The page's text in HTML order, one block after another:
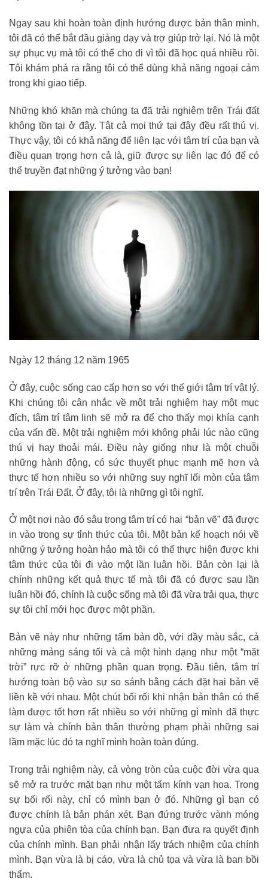
Ngay sau khi hoàn toàn định hướng được bản thân mình,
tôi đã có thể bắt đầu giảng dạy và trợ giúp trở lại. Nó là một
sự phục vụ mà tôi có thể cho đi vì tôi đã học quá nhiều rồi.
Tôi khám phá ra rằng tôi có thể dùng khả năng ngoại cảm
trong khi giao tiếp.
Những khó khăn mà chúng ta đã trải nghiêm trên Trái đất
không tồn tại ở đây. Tât cả mọi thứ tại đây đều rất thú vị.
Thực vậy, tôi có khả năng để liên lạc với tâm trí của bạn và
điều quan trọng hơn cả là, giữ được sự liên lạc đó để có
thể truyền đạt những ý tưởng vào bạn!
Ngày 12 tháng 12 năm 1965
Ở đây, cuộc sống cao cấp hơn so với thế giới tâm trí vật lý.
Khi chúng tôi cân nhắc về một trải nghiệm hay một mục
đích, tâm trí tâm linh sẽ mở ra để cho thấy mọi khía cạnh
của vấn đề. Một trải nghiệm mới không phải lúc nào cũng
thú vị hay thoải mái. Điều này giống như là một chuỗi
những hành động, có sức thuyết phục mạnh mẽ hơn và
thực tế hơn nhiều so với những suy nghĩ lối mòn của tâm
trí trên Trái Đất. Ở đây, tôi là những gì tôi nghĩ.
Ở một nơi nào đó sâu trong tâm trí có hai “bản vẽ” đã được
in vào trong sự tỉnh thức của tôi. Một bản kế hoạch nói về
những ý tưởng hoàn hảo mà tôi có thể thực hiện được khi
tâm thức của tôi đi vào một lần luân hồi. Bản còn lại là
chính những kết quả thực tế mà tôi đã có được sau lần
luân hồi đó, chính là cuộc sống mà tôi đã vừa trải qua, thực
sự tôi chỉ mới học được một phần.
Bản vẽ này như những tấm bản đồ, với đầy màu sắc, cả
những mảng sáng tối và cả một hình dạng như một “mặt
trời” rực rỡ ở những phần quan trọng. Đầu tiên, tâm trí
hướng toàn bộ vào sự so sánh bằng cách đặt hai bản vẽ
liền kề với nhau. Một chút bối rối khi nhận bản thân có thể
làm được tốt hơn rất nhiều so với những gì mình đã thực
sự làm và chính bản thân thường phạm phải những sai
lầm mặc lúc đó ta nghĩ mình hoàn toàn đúng.
Trong trải nghiệm này, cả vòng tròn của cuộc đời vừa qua
sẽ mở ra trước mặt bạn như một tấm kính vạn hoa. Trong
sự bối rối này, chỉ có mình bạn ở đó. Những gì bạn có
được chính là bản phán xét. Bạn đứng trước vành móng
ngựa của phiên tòa của chính bạn. Bạn đưa ra quyết định
của chính mình. Bạn phải nhận lấy trách nhiệm của chính
mình. Bạn vừa là bị cáo, vừa là chủ tọa và vừa là ban bồi
thẩm.